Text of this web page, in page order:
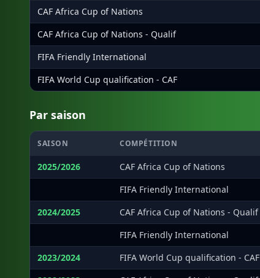
CAF Africa Cup of Nations
CAF Africa Cup of Nations - Qualif
FIFA Friendly International
FIFA World Cup qualification - CAF
Par saison
SAISON COMPÉTITION
2025/2026 CAF Africa Cup of Nations
FIFA Friendly International
2024/2025
CAF Africa Cup of Nations - Qualif
FIFA Friendly International
2023/2024
FIFA World Cup qualification - CAF